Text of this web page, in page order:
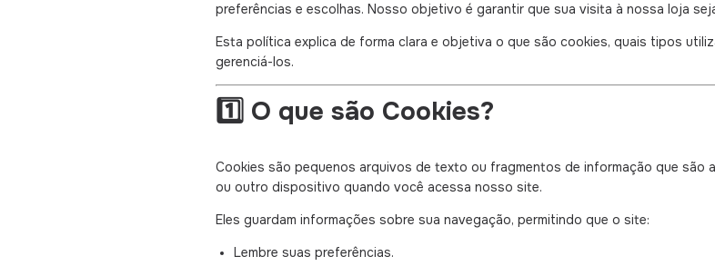
preferências e escolhas. Nosso objetivo é garantir que sua visita à nossa loja
Esta política explica de forma clara e objetiva o que são cookies, quais tipos
gerenciá-los.
1️⃣ O que são Cookies?
Cookies são pequenos arquivos de texto ou fragmentos de informação que são
ou outro dispositivo quando você acessa nosso site.
Eles guardam informações sobre sua navegação, permitindo que o site:
Lembre suas preferências.